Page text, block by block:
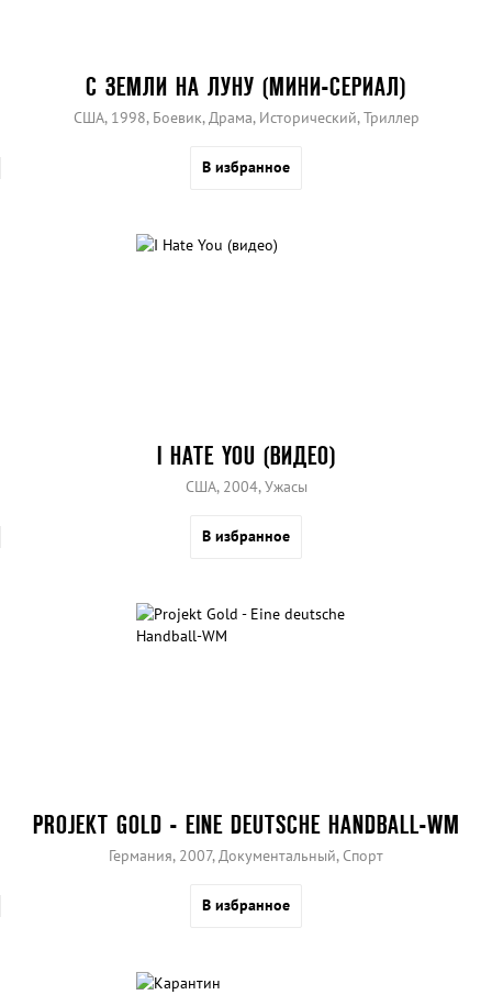
С ЗЕМЛИ НА ЛУНУ (МИНИ-СЕРИАЛ)
США, 1998, Боевик, Драма, Исторический, Триллер
В избранное
I HATE YOU (ВИДЕО)
США, 2004, Ужасы
В избранное
PROJEKT GOLD - EINE DEUTSCHE HANDBALL-WM
Германия, 2007, Документальный, Спорт
В избранное